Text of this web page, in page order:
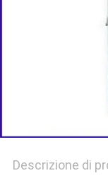
Descrizione di